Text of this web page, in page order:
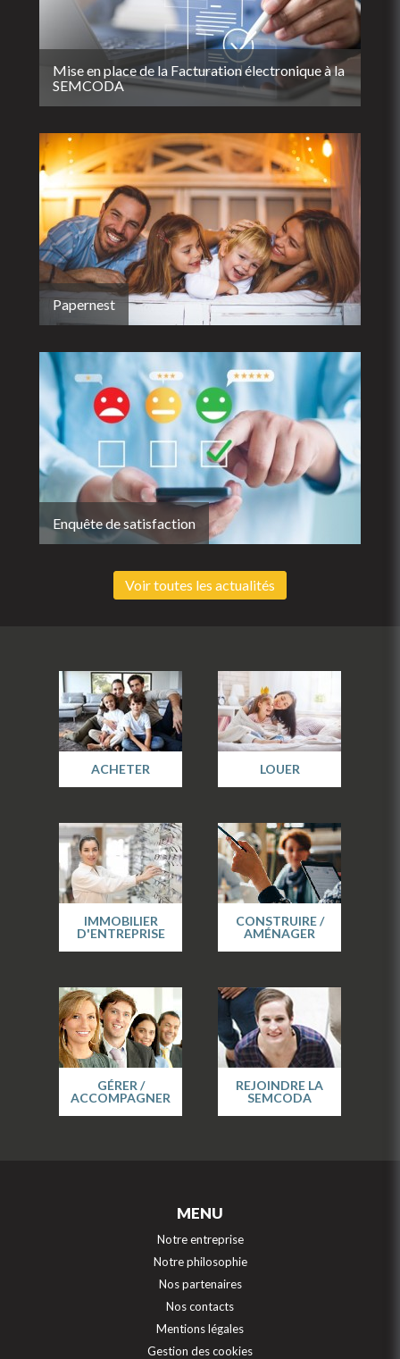
Mise en place de la Facturation électronique à la
SEMCODA
Papernest
Enquête de satisfaction
Voir toutes les actualités
ACHETER LOUER
IMMOBILIER
D'ENTREPRISE
CONSTRUIRE /
AMÉNAGER
GÉRER /
ACCOMPAGNER
REJOINDRE LA
SEMCODA
MENU
Notre entreprise
Notre philosophie
Nos partenaires
Nos contacts
Mentions légales
Gestion des cookies